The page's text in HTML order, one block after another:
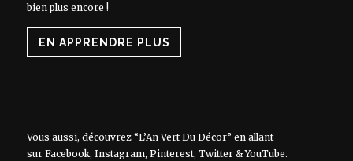
bien plus encore !
EN APPRENDRE PLUS
Vous aussi, découvrez “L’An Vert Du Décor” en allant
sur Facebook, Instagram, Pinterest, Twitter&YouTube.